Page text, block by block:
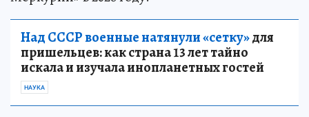
Над СССР военные натянули «сетку»для
пришельцев: как страна 13 лет тайно
искала и изучала инопланетных гостей
НАУКА